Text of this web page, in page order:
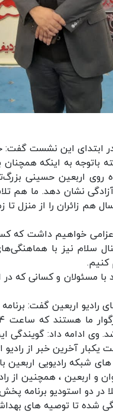
در ابتدای این نشست
باتوجه به اینکه همچنان
اربعین حسینی
نشان دهد. ما هم
هم زائران را از منزل
خواهیم داشت که
سلام نیز با
کنیم.
مسئولان و کسانی که
رادیو اربعین گفت:
وی ادامه داد: گویندگی
آخرین خبر از
شبکه رادیویی
و اربعین ، همچنین از
برنامه پخش می شود. و در
شده تا توصیه های